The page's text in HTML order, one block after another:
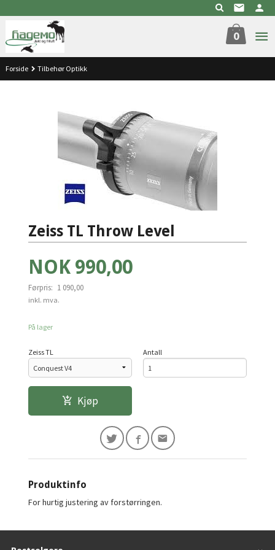
til
innholdet
0
Forside Tilbehør Optikk
Zeiss TL Throw Level
Tilbud
NOK 990,00
Førpris: 1 090,00
Rabatt
inkl. mva.
På lager
Zeiss TL Antall
Kjøp
Produktinfo
For hurtig justering av forstørringen.